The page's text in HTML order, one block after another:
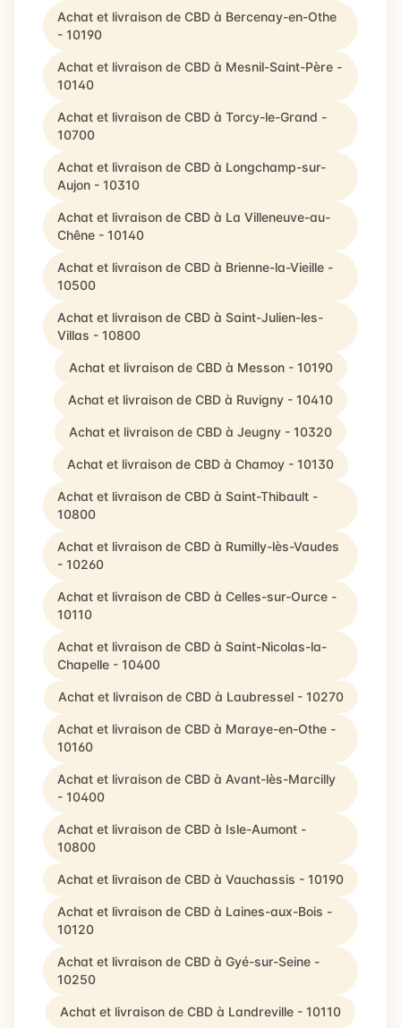
Achat et livraison de CBD à Bercenay-en-Othe
- 10190
Achat et livraison de CBD à Mesnil-Saint-Père -
10140
Achat et livraison de CBD à Torcy-le-Grand -
10700
Achat et livraison de CBD à Longchamp-sur-
Aujon - 10310
Achat et livraison de CBD à La Villeneuve-au-
Chêne - 10140
Achat et livraison de CBD à Brienne-la-Vieille -
10500
Achat et livraison de CBD à Saint-Julien-les-
Villas - 10800
Achat et livraison de CBD à Messon - 10190
Achat et livraison de CBD à Ruvigny - 10410
Achat et livraison de CBD à Jeugny - 10320
Achat et livraison de CBD à Chamoy - 10130
Achat et livraison de CBD à Saint-Thibault -
10800
Achat et livraison de CBD à Rumilly-lès-Vaudes
- 10260
Achat et livraison de CBD à Celles-sur-Ource -
10110
Achat et livraison de CBD à Saint-Nicolas-la-
Chapelle - 10400
Achat et livraison de CBD à Laubressel - 10270
Achat et livraison de CBD à Maraye-en-Othe -
10160
Achat et livraison de CBD à Avant-lès-Marcilly
- 10400
Achat et livraison de CBD à Isle-Aumont -
10800
Achat et livraison de CBD à Vauchassis - 10190
Achat et livraison de CBD à Laines-aux-Bois -
10120
Achat et livraison de CBD à Gyé-sur-Seine -
10250
Achat et livraison de CBD à Landreville - 10110